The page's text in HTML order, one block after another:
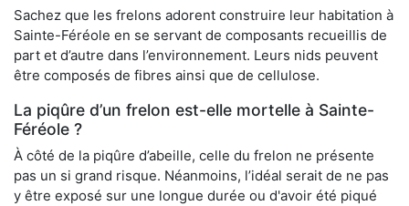
Sachez que les frelons adorent construire leur habitation à
Sainte-Féréole en se servant de composants recueillis de
part et d’autre dans l’environnement. Leurs nids peuvent
être composés de fibres ainsi que de cellulose.
La piqûre d’un frelon est-elle mortelle à Sainte-
Féréole ?
À côté de la piqûre d’abeille, celle du frelon ne présente
pas un si grand risque. Néanmoins, l’idéal serait de ne pas
y être exposé sur une longue durée ou d'avoir été piqué